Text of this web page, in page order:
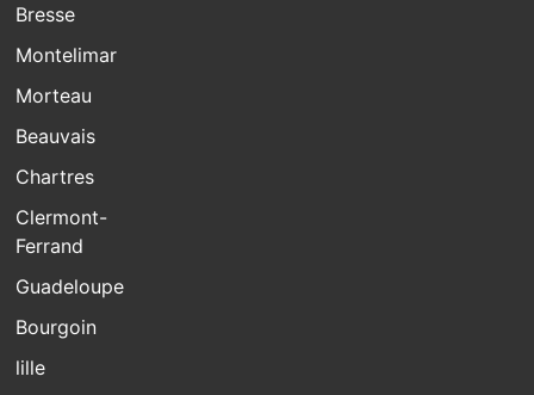
Bresse
Montelimar
Morteau
Beauvais
Chartres
Clermont-
Ferrand
Guadeloupe
Bourgoin
lille